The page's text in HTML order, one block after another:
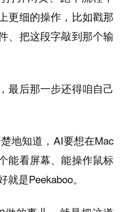
更细的操作，比如戳那
、把这段字敲到那个输
最后那一步还得咱自己
地知道，AI要想在Mac
能看屏幕、能操作鼠标
是Peekaboo。